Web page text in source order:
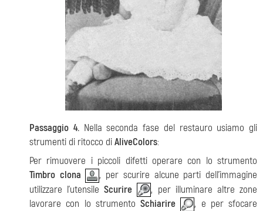
Passaggio 4.Nella seconda fase del restauro usiamo gli
strumenti di ritocco diAliveColors:
Per rimuovere i piccoli difetti operare con lo strumento
Timbro clona
, per scurire alcune parti dell'immagine
utilizzare l'utensileScurire
, per illuminare altre zone
lavorare con lo strumento Schiarire
, e per sfocare